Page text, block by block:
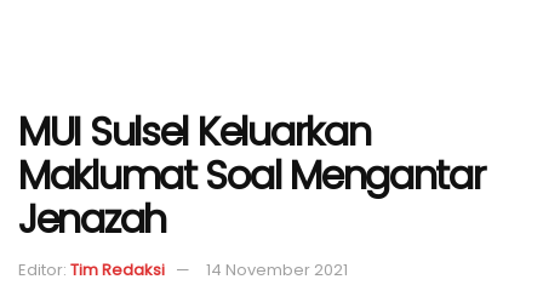
MUI Sulsel Keluarkan
Maklumat Soal Mengantar
Jenazah
Editor: Tim Redaksi 14 November 2021